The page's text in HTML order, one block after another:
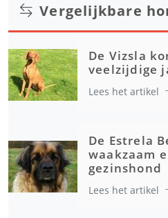
Vergelijkbare
De Vizsla
veelzijdige
Lees het artikel
De Estrela
waakzaam
gezinshond
Lees het artikel